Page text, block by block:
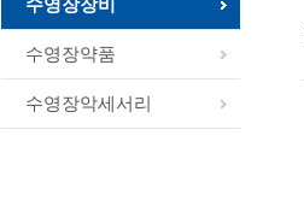
수영장장비
수영장약품
수영장악세서리